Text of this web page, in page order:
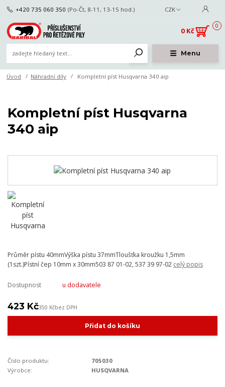
Menu
CZK
+420 735 060 350 (Po-Čt, 8-11, 13-15 hod.)
0
0 Kč
Úvod Náhradní díly Kompletní píst Husqvarna 340 aip
Kompletní píst Husqvarna
340 aip
Průměr pístu 40mmVýška pístu 37mmTloušťka kroužku 1,5mm
(1szt.)Pístní čep 10mm x 30mm503 87 01-02, 537 39 97-02 celý popis
Dostupnost u dodavatele
423 Kč350 Kčbez DPH
Přidat do košíku
Číslo produktu:
705030
Výrobce:
HUSQVARNA